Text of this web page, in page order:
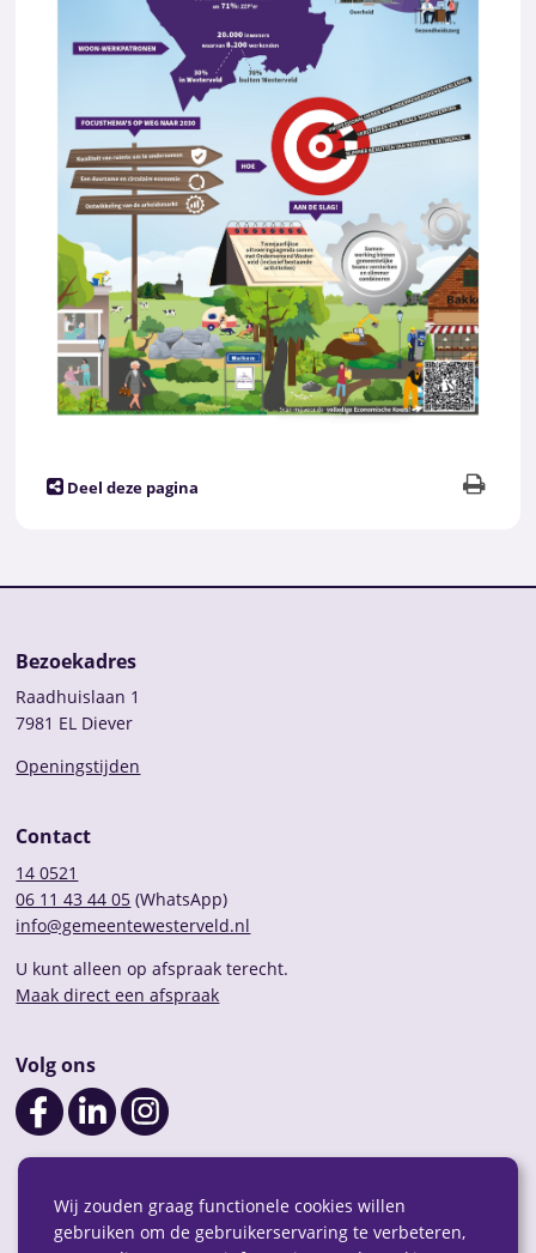
Wij zouden graag functionele cookies willen
gebruiken om de gebruikerservaring te verbeteren,
Deel deze pagina
Bezoekadres
Raadhuislaan 1
7981 EL Diever
Openingstijden
Contact
14 0521
06 11 43 44 05 (WhatsApp)
info@gemeentewesterveld.nl
U kunt alleen op afspraak terecht.
Maak direct een afspraak
Volg ons